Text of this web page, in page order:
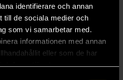
identifierare och annan
till de sociala medier och
som vi samarbetar med.
informationen med annan
eller som de har
deras tjänster.
Musashi